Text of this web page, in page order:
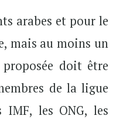
arabes et pour le
mais au moins un
doit être
de la ligue
les ONG, les